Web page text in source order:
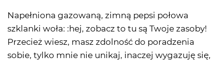
Napełniona gazowaną, zimną pepsi połowa
szklanki woła: :hej, zobacz to tu są Twoje zasoby!
Przecież wiesz, masz zdolność do poradzenia
sobie, tylko mnie nie unikaj, inaczej wygazuję się,